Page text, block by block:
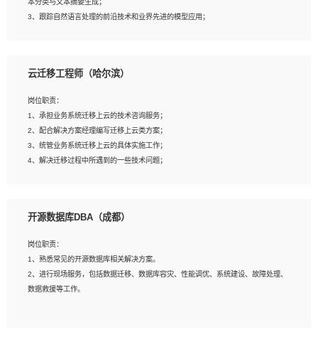
5、沟通表达能力强，具备团队协作能力。
本分类与文本摘要生成；
3、跟踪自然语言处理的前沿技术和业界先进的模型应用；
岗位要求：
2、熟悉tensorflow，keras，pytorch等常规深度学习框架，快速根据客户需求实现
有效的模型；
3、熟悉掌握至少一种编程语言，如：Python，Java；
4、 熟悉NLP相关算法与实现；
5、至少有一次及以上问答系统的项目实践，熟悉问答系统全流程开发者优先；
云迁移工程师（哈尔滨）
岗位职责：
1、承担业务系统迁移上云的技术咨询服务；
2、配合解决方案经理编写迁移上云类方案；
3、统管业务系统迁移上云的具体实施工作；
4、解决迁移过程中所遇到的一些技术问题；
1、专科及以上学历，三年以上工作经验，计算机等相关专业；
3、熟悉常见操作系统、存储、网络、 IO 等相关原理；
4、具有迁移工具实操经验，具备P2V、V2V迁移能力；
5、熟练华为、VMware虚拟化、云计算及云存储技术；
6、熟悉主流数据库、应用服务器、中间件部署架构和运维方法；
开源数据库DBA（成都）
岗位职责：
1、熟悉常见的开源数据库相关解决方案。
2、进行现场服务，包括数据迁移、数据库容灾、性能调优、系统建设、故障处理、
数据救援等工作。